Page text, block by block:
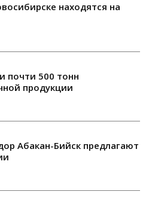
находятся на
почти 500 тонн
продукции
Абакан-Бийск предлагают